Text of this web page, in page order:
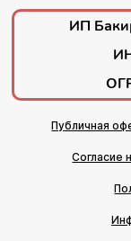
ИП
Публичная
Согласие